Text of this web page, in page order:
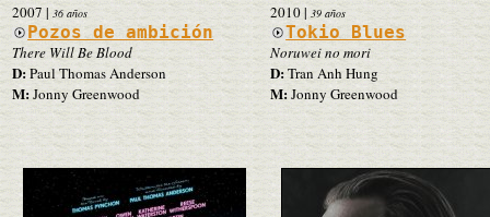
2007 | 36 años
Pozos de ambición
There Will Be Blood
D:Paul Thomas Anderson
M:Jonny Greenwood
2010| 39 años
Tokio Blues
Noruwei no mori
D:Tran Anh Hung
M:Jonny Greenwood